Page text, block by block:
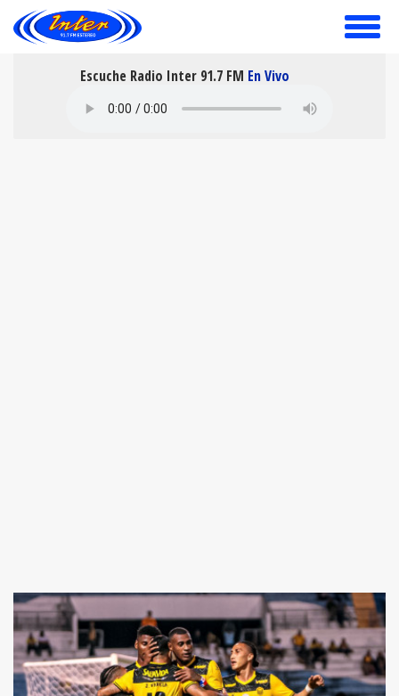
toggle
Escuche Radio Inter 91.7 FM En Vivo